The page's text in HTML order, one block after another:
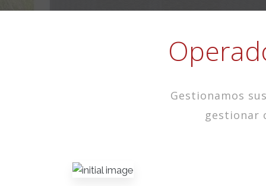
Gestionamos
gestionar